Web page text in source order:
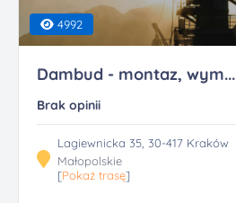
4992
Dambud - montaz, wym...
Brak opinii
Lagiewnicka 35, 30-417 Kraków
Małopolskie
[Pokaż trasę]